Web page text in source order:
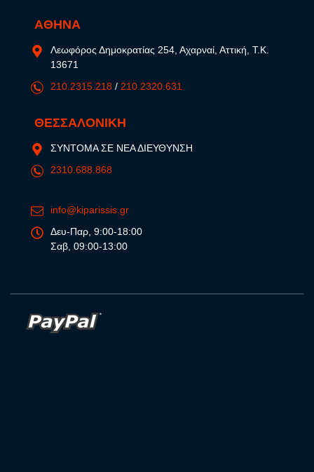
ΑΘΗΝΑ
Λεωφόρος Δημοκρατίας 254, Αχαρναί, Αττική, Τ.Κ.
13671
210.2315.218 / 210.2320.631
ΘΕΣΣΑΛΟΝΙΚΗ
ΣΥΝΤΟΜΑ ΣΕ ΝΕΑ ΔΙΕΥΘΥΝΣΗ
2310.688.868
info@kiparissis.gr
Δευ-Παρ, 9:00-18:00
Σαβ, 09:00-13:00